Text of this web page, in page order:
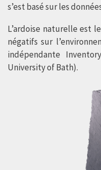
s’est basé sur les
L’ardoise naturelle est
négatifs sur
indépendante
University of Bath).